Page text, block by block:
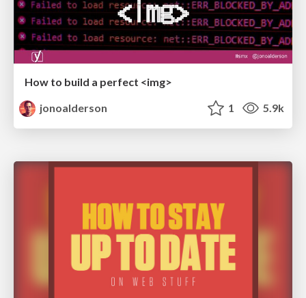
How to build a perfect <img>
jonoalderson
1 5.9k